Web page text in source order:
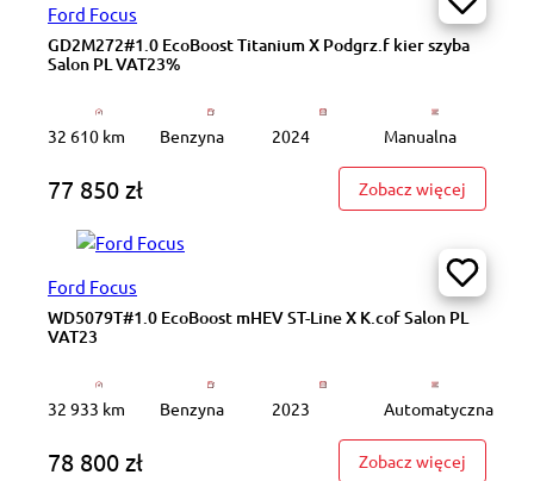
Ford Focus
GD2M272#1.0 EcoBoost Titanium X Podgrz.f kier szyba
Salon PL VAT23%
32 610 km Benzyna 2024 Manualna
77 850 zł Zobacz więcej
Ford Focus
WD5079T#1.0 EcoBoost mHEV ST-Line X K.cof Salon PL
VAT23
32 933 km Benzyna 2023 Automatyczna
78 800 zł Zobacz więcej